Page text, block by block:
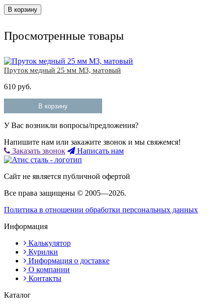
В корзину
Просмотренные товары
Пруток медный 25 мм М3, матовый
610 руб.
В корзину
У Вас возникли вопросы/предложения?
Напишите нам или закажите звонок и мы свяжемся!
Заказать звонок
Написать нам
Сайт не является публичной офертой
Все права защищены © 2005—2026.
Политика в отношении обработки персональных данных
Информация
Калькулятор
Курилки
Информация о доставке
О компании
Контакты
Каталог